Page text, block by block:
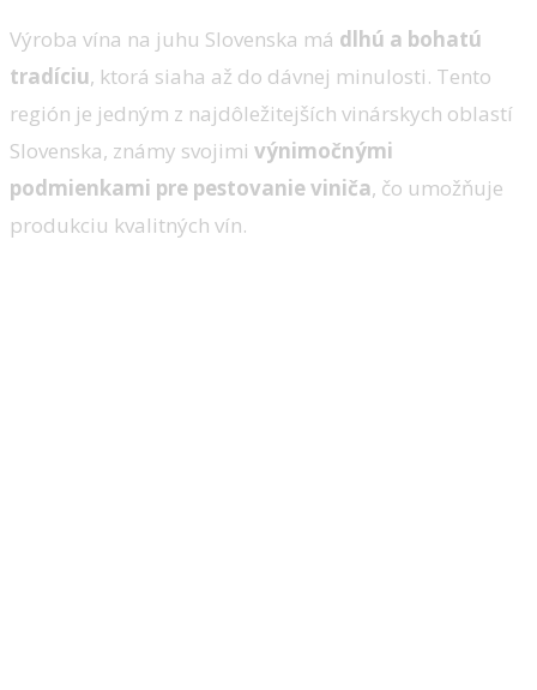
Výroba vína na juhu Slovenska má dlhú a bohatú
tradíciu, ktorá siaha až do dávnej minulosti. Tento
región je jedným z najdôležitejších vinárskych oblastí
Slovenska, známy svojimi výnimočnými
podmienkami pre pestovanie viniča, čo umožňuje
produkciu kvalitných vín.